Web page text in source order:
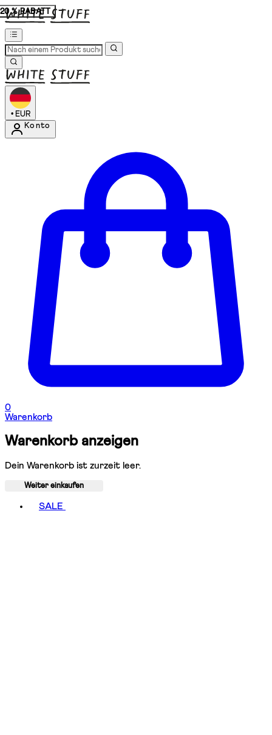
• EUR
Konto
0
Warenkorb
Warenkorb anzeigen
Dein Warenkorb ist zurzeit leer.
Weiter einkaufen
SALE
20 % RABATT